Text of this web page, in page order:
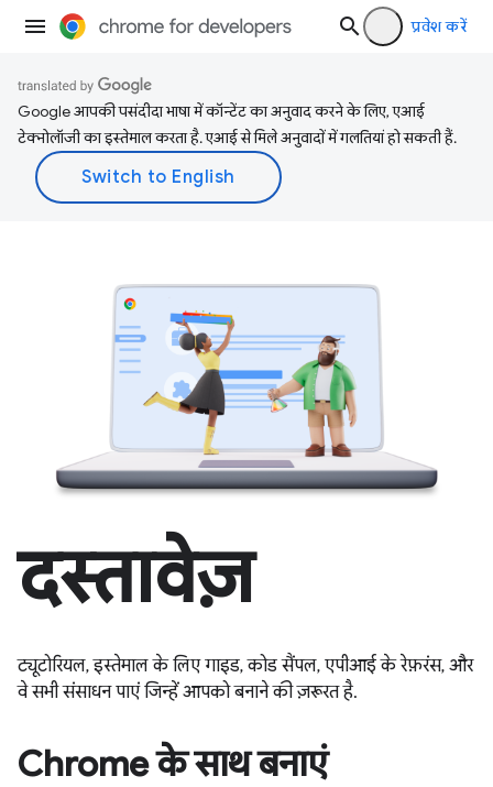
प्रवेश करें
Google आपकी पसंदीदा भाषा में कॉन्टेंट का अनुवाद करने के लिए, एआई
टेक्नोलॉजी का इस्तेमाल करता है. एआई से मिले अनुवादों में गलतियां हो सकती हैं.
दस्तावेज़
ट्यूटोरियल, इस्तेमाल के लिए गाइड, कोड सैंपल, एपीआई के रेफ़रंस, और
वे सभी संसाधन पाएं जिन्हें आपको बनाने की ज़रूरत है.
Chrome के साथ बनाएं